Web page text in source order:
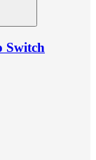
Switch